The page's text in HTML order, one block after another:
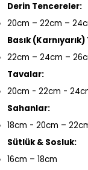
Derin Tencereler:
20cm – 22cm –
Basık
22cm – 24cm –
Tavalar:
20cm - 22cm -
Sahanlar:
18cm - 20cm –
Sütlük & Sosluk:
16cm – 18cm